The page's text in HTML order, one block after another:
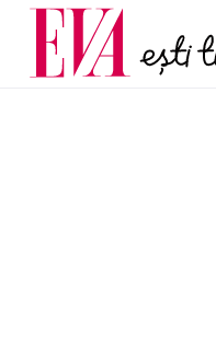
Carieră
Actualitate